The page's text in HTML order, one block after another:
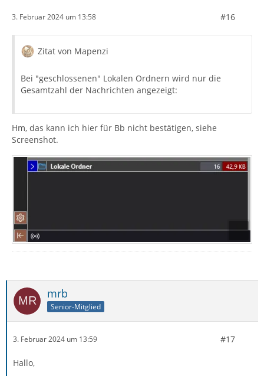
3. Februar 2024 um 13:58 #16
Zitat von Mapenzi
Bei "geschlossenen" Lokalen Ordnern wird nur die
Gesamtzahl der Nachrichten angezeigt:
Hm, das kann ich hier für Bb nicht bestätigen, siehe
Screenshot.
mrb
Senior-Mitglied
3. Februar 2024 um 13:59 #17
Hallo,